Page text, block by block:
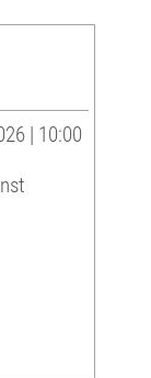
| 10:00